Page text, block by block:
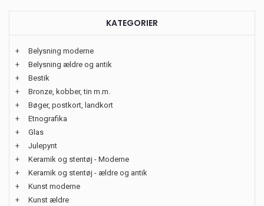
KATEGORIER
+
Belysning moderne
+
Belysning ældre og antik
+
Bestik
+
Bronze, kobber, tin m.m.
+
Bøger, postkort, landkort
+
Etnografika
+
Glas
+
Julepynt
+
Keramik og stentøj - Moderne
+
Keramik og stentøj - ældre og antik
+
Kunst moderne
+
Kunst ældre